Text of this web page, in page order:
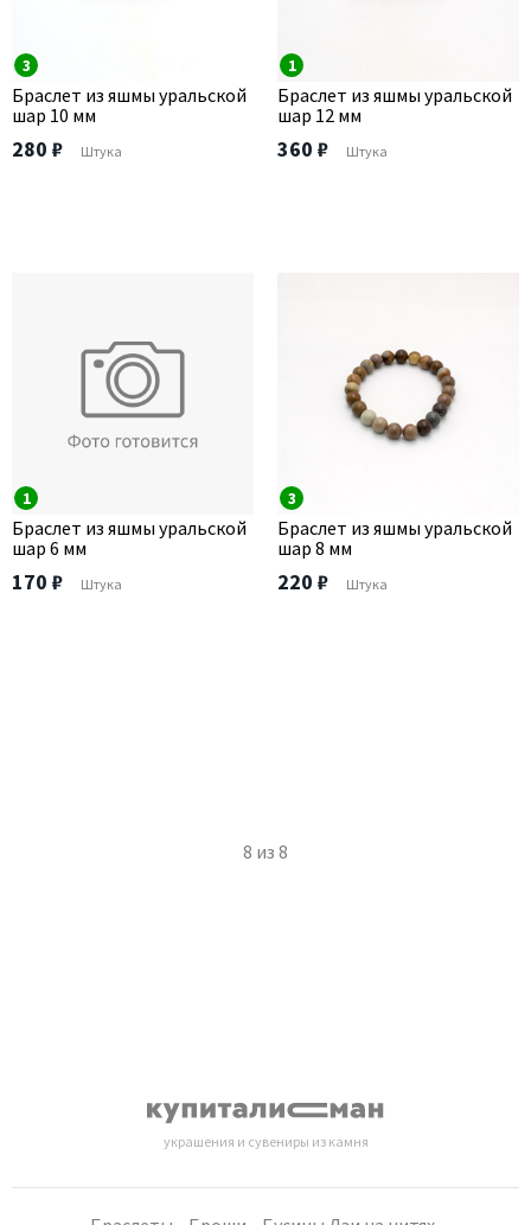
3
Браслет из яшмы уральской
шар 10 мм
280 ₽ Штука
1
Браслет из яшмы уральской
шар 12 мм
360 ₽ Штука
1
Браслет из яшмы уральской
шар 6 мм
170 ₽ Штука
3
Браслет из яшмы уральской
шар 8 мм
220 ₽ Штука
8 из 8
украшения и сувениры из камня